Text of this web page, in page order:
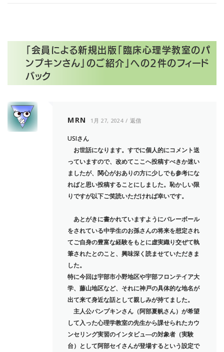
会員による新規出版「臨床心理学教室のパ
ンプキンさん」のご紹介 」への2件のフィード
バック
MRN 1月 27, 2024 返信
USIさん
お世話になります。すでに個人的にコメント送
っていますので、改めてここへ投稿すべきか迷い
ましたが、関心がおありの方に少しでも参考にな
ればと思い投稿することにしました。恥かしい限
りですが以下ご笑読いただければ幸いです。
あとがきに書かれていますようにバレーボール
をされている中学生のお孫さんの将来を想定され
てご自身の豊富な経験をもとに虚実織り交ぜて執
筆されたとのこと、興味深く読ませていただきま
した。
特に今回は宇部市小野地区や宇部フロンテイア大
学、藤山地区など、それに神戸の具体的な地名が
出て来て身近な話として親しみが持てました。
主人公パンプキンさん（阿部夏帆さん）が希望
して入った心理学教室の先生から課せられたカウ
ンセリング実習のインタビュ―の対象者（実験
台）として阿部セイさんが登場するという設定で